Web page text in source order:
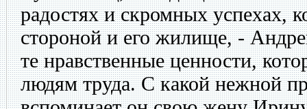
радостях и скромных успехах,
стороной и его жилище, -
те нравственные ценности,
людям труда. С какой нежной